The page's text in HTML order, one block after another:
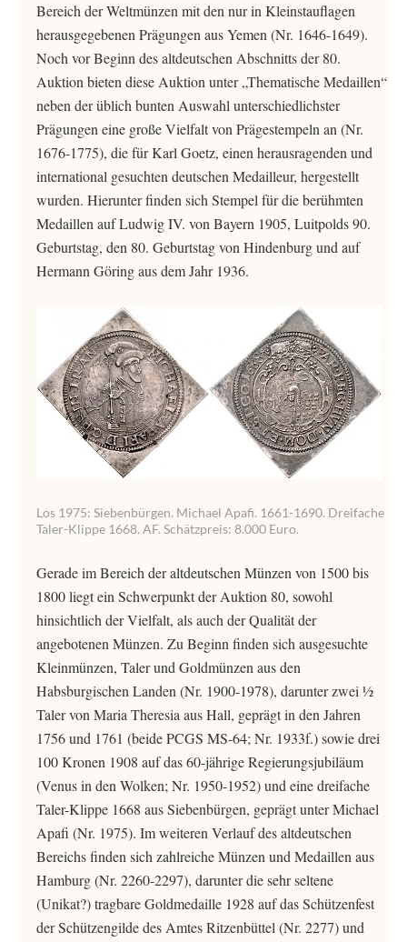
Bereich der Weltmünzen mit den nur in Kleinstauflagen
herausgegebenen Prägungen aus Yemen (Nr. 1646-1649).
Noch vor Beginn des altdeutschen Abschnitts der 80.
Auktion bieten diese Auktion unter „Thematische Medaillen“
neben der üblich bunten Auswahl unterschiedlichster
Prägungen eine große Vielfalt von Prägestempeln an (Nr.
1676-1775), die für Karl Goetz, einen herausragenden und
international gesuchten deutschen Medailleur, hergestellt
wurden. Hierunter finden sich Stempel für die berühmten
Medaillen auf Ludwig IV. von Bayern 1905, Luitpolds 90.
Geburtstag, den 80. Geburtstag von Hindenburg und auf
Hermann Göring aus dem Jahr 1936.
Los 1975: Siebenbürgen. Michael Apafi. 1661-1690. Dreifache
Taler-Klippe 1668. AF. Schätzpreis: 8.000 Euro.
Gerade im Bereich der altdeutschen Münzen von 1500 bis
1800 liegt ein Schwerpunkt der Auktion 80, sowohl
hinsichtlich der Vielfalt, als auch der Qualität der
angebotenen Münzen. Zu Beginn finden sich ausgesuchte
Kleinmünzen, Taler und Goldmünzen aus den
Habsburgischen Landen (Nr. 1900-1978), darunter zwei ½
Taler von Maria Theresia aus Hall, geprägt in den Jahren
1756 und 1761 (beide PCGS MS-64; Nr. 1933f.) sowie drei
100 Kronen 1908 auf das 60-jährige Regierungsjubiläum
(Venus in den Wolken; Nr. 1950-1952) und eine dreifache
Taler-Klippe 1668 aus Siebenbürgen, geprägt unter Michael
Apafi (Nr. 1975). Im weiteren Verlauf des altdeutschen
Bereichs finden sich zahlreiche Münzen und Medaillen aus
Hamburg (Nr. 2260-2297), darunter die sehr seltene
(Unikat?) tragbare Goldmedaille 1928 auf das Schützenfest
der Schützengilde des Amtes Ritzenbüttel (Nr. 2277) und